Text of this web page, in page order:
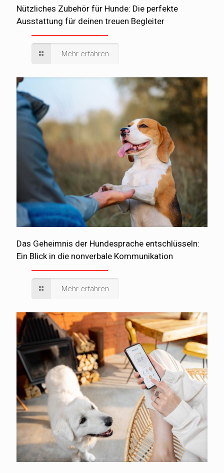
Nützliches Zubehör für Hunde: Die perfekte
Ausstattung für deinen treuen Begleiter
Mehr erfahren
Das Geheimnis der Hundesprache entschlüsseln:
Ein Blick in die nonverbale Kommunikation
Mehr erfahren